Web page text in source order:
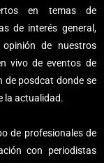
en temas de
de interés general,
de nuestros
vivo de eventos de
de posdcat donde se
la actualidad.
de profesionales de
con periodistas